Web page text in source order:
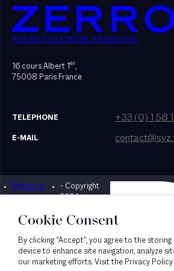
SEKRI VALENTIN ZERROUK
16 cours Albert 1er,
75008 Paris France
TELEPHONE +33 (0) 1 58
E-MAIL
Mentions
légales
- Copyright
2024
Designed by
Cookie Consent
By clicking “Accept”, you agree to the
device to enhance site navigation, analyze
our marketing efforts. Visit the Privacy